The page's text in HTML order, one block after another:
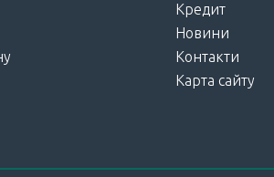
Кредит
Новини
Контакти
Карта сайту